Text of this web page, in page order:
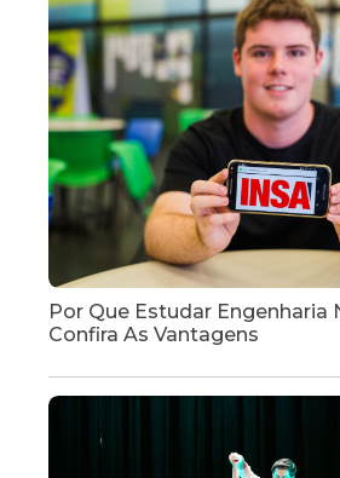
Por Que Estudar Engenharia
Confira As Vantagens